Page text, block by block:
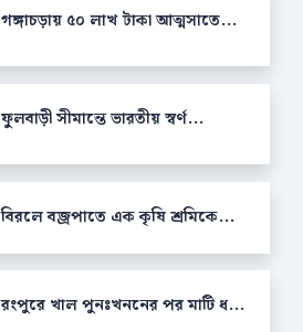
গঙ্গাচড়ায় ৫০ লাখ টাকা আত্মসাতে...
ফুলবাড়ী সীমান্তে ভারতীয় স্বর্ণ...
বিরলে বজ্রপাতে এক কৃষি শ্রমিকে...
রংপুরে খাল পুনঃখননের পর মাটি ধ...